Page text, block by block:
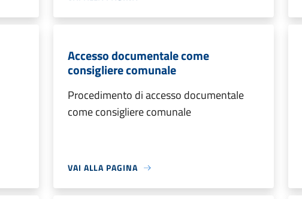
Accesso documentale come
consigliere comunale
Procedimento di accesso documentale
come consigliere comunale
VAI ALLA PAGINA